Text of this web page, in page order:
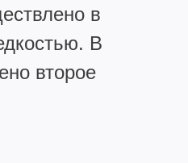
в
В
второе